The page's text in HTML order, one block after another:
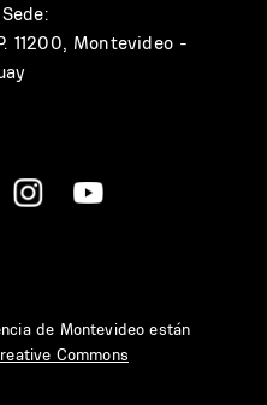
11200, Montevideo -
de Montevideo están
Commons